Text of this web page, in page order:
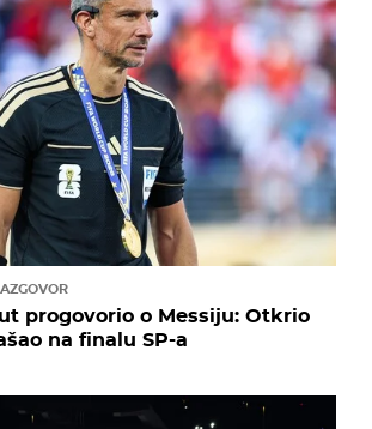
progovorio o Messiju: Otkrio
na finalu SP-a